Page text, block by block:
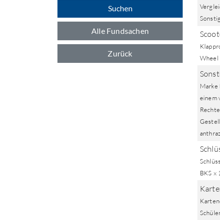
Suchen
Alle Fundsachen
Zurück
Wheel
Marke
einem
BKS x 1